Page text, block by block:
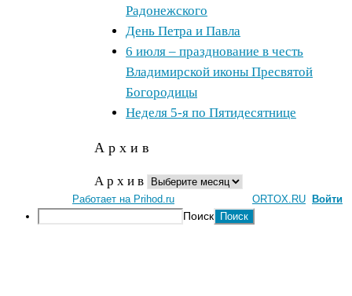
Радонежского
День Петра и Павла
6 июля – празднование в честь
Владимирской иконы Пресвятой
Богородицы
Неделя 5-я по Пятидесятнице
А р х и в
А р х и в
Работает на Prihod.ru ORTOX.RU Войти
Поиск